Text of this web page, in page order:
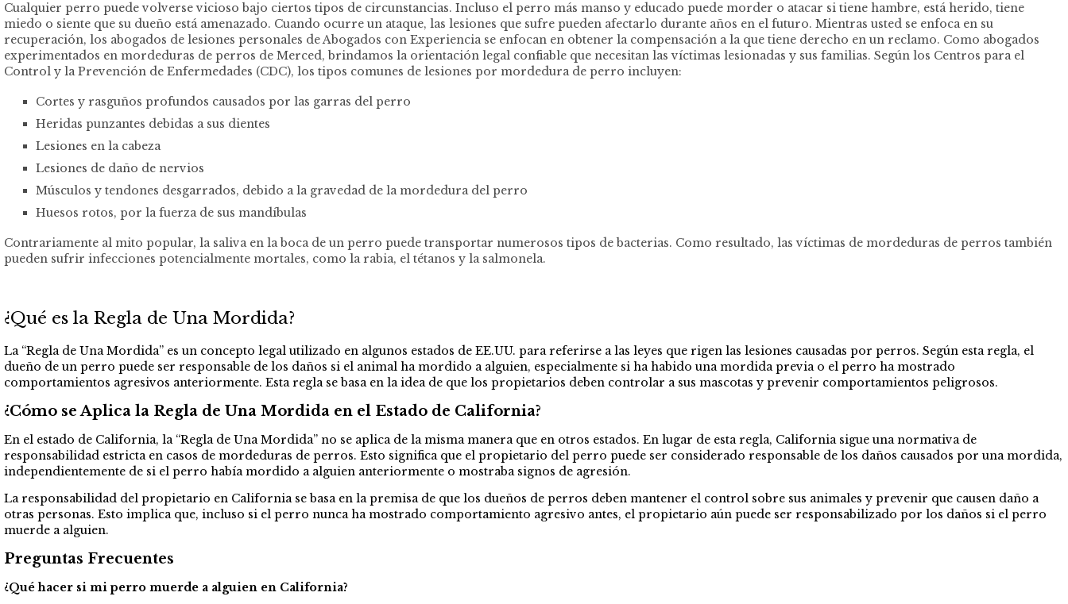
Cualquier perro puede volverse vicioso bajo ciertos tipos de circunstancias. Incluso el perro más manso y educado puede morder o atacar si tiene hambre, está herido, tiene
miedo o siente que su dueño está amenazado. Cuando ocurre un ataque, las lesiones que sufre pueden afectarlo durante años en el futuro. Mientras usted se enfoca en su
recuperación, los abogados de lesiones personales de Abogados con Experiencia se enfocan en obtener la compensación a la que tiene derecho en un reclamo. Como abogados
experimentados en mordeduras de perros de Merced, brindamos la orientación legal confiable que necesitan las víctimas lesionadas y sus familias. Según los Centros para el
Control y la Prevención de Enfermedades (CDC), los tipos comunes de lesiones por mordedura de perro incluyen:
Cortes y rasguños profundos causados por las garras del perro
Heridas punzantes debidas a sus dientes
Lesiones en la cabeza
Lesiones de daño de nervios
Músculos y tendones desgarrados, debido a la gravedad de la mordedura del perro
Huesos rotos, por la fuerza de sus mandíbulas
Contrariamente al mito popular, la saliva en la boca de un perro puede transportar numerosos tipos de bacterias. Como resultado, las víctimas de mordeduras de perros también
pueden sufrir infecciones potencialmente mortales, como la rabia, el tétanos y la salmonela.
¿Qué es la Regla de Una Mordida?
La “Regla de Una Mordida” es un concepto legal utilizado en algunos estados de EE.UU. para referirse a las leyes que rigen las lesiones causadas por perros. Según esta regla, el
dueño de un perro puede ser responsable de los daños si el animal ha mordido a alguien, especialmente si ha habido una mordida previa o el perro ha mostrado
comportamientos agresivos anteriormente. Esta regla se basa en la idea de que los propietarios deben controlar a sus mascotas y prevenir comportamientos peligrosos.
¿Cómo se Aplica la Regla de Una Mordida en el Estado de California?
En el estado de California, la “Regla de Una Mordida” no se aplica de la misma manera que en otros estados. En lugar de esta regla, California sigue una normativa de
responsabilidad estricta en casos de mordeduras de perros. Esto significa que el propietario del perro puede ser considerado responsable de los daños causados por una mordida,
independientemente de si el perro había mordido a alguien anteriormente o mostraba signos de agresión.
La responsabilidad del propietario en California se basa en la premisa de que los dueños de perros deben mantener el control sobre sus animales y prevenir que causen daño a
otras personas. Esto implica que, incluso si el perro nunca ha mostrado comportamiento agresivo antes, el propietario aún puede ser responsabilizado por los daños si el perro
muerde a alguien.
Preguntas Frecuentes
¿Qué hacer si mi perro muerde a alguien en California?